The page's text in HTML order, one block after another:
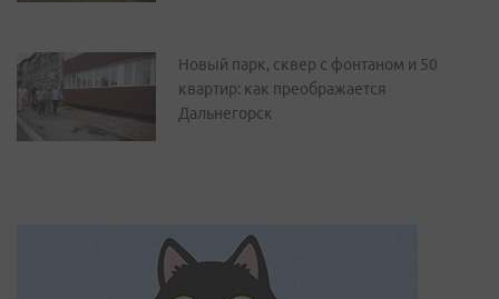
Новый парк, сквер с фонтаном и 50
квартир: как преображается
Дальнегорск